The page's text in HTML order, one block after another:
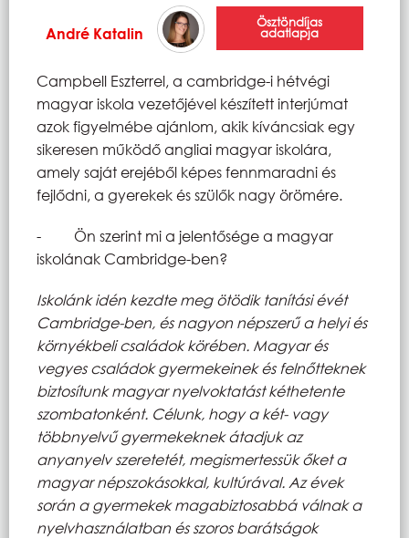
André Katalin
Ösztöndíjas
adatlapja
Campbell Eszterrel, a cambridge-i hétvégi
magyar iskola vezetőjével készített interjúmat
azok figyelmébe ajánlom, akik kíváncsiak egy
sikeresen működő angliai magyar iskolára,
amely saját erejéből képes fennmaradni és
fejlődni, a gyerekek és szülők nagy örömére.
- Ön szerint mi a jelentősége a magyar
iskolának Cambridge-ben?
Iskolánk idén kezdte meg ötödik tanítási évét
Cambridge-ben, és nagyon népszerű a helyi és
környékbeli családok körében. Magyar és
vegyes családok gyermekeinek és felnőtteknek
biztosítunk magyar nyelvoktatást kéthetente
szombatonként. Célunk, hogy a két- vagy
többnyelvű gyermekeknek átadjuk az
anyanyelv szeretetét, megismertessük őket a
magyar népszokásokkal, kultúrával. Az évek
során a gyermekek magabiztosabbá válnak a
nyelvhasználatban és szoros barátságok